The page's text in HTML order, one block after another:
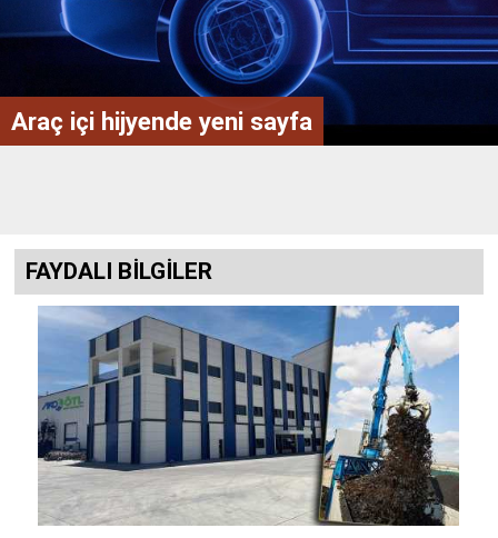
Doğru lastik hayati önemde
FAYDALI BİLGİLER